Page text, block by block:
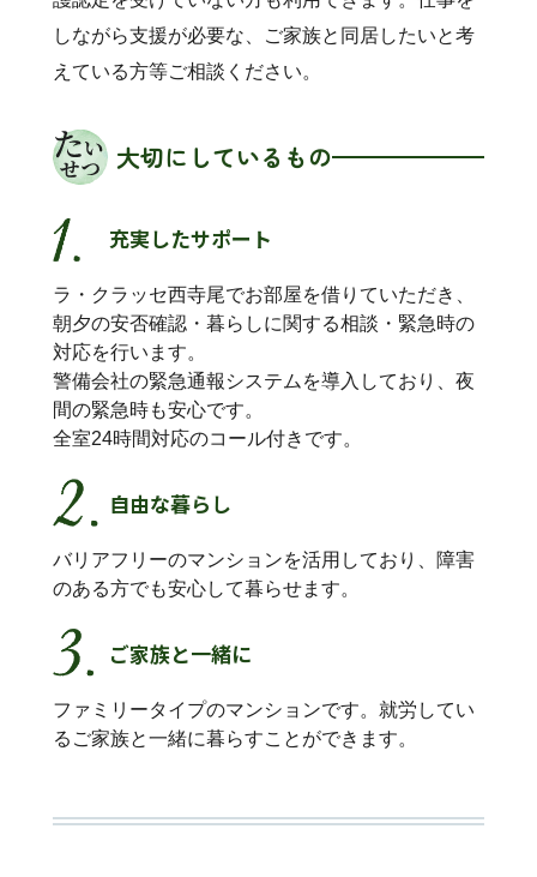
しながら支援が必要な、ご家族と同居したいと考
えている方等ご相談ください。
大切にしているもの
充実したサポート
ラ・クラッセ西寺尾でお部屋を借りていただき、
朝夕の安否確認・暮らしに関する相談・緊急時の
対応を行います。
警備会社の緊急通報システムを導入しており、夜
間の緊急時も安心です。
全室24時間対応のコール付きです。
自由な暮らし
バリアフリーのマンションを活用しており、障害
のある方でも安心して暮らせます。
ご家族と一緒に
ファミリータイプのマンションです。就労してい
るご家族と一緒に暮らすことができます。